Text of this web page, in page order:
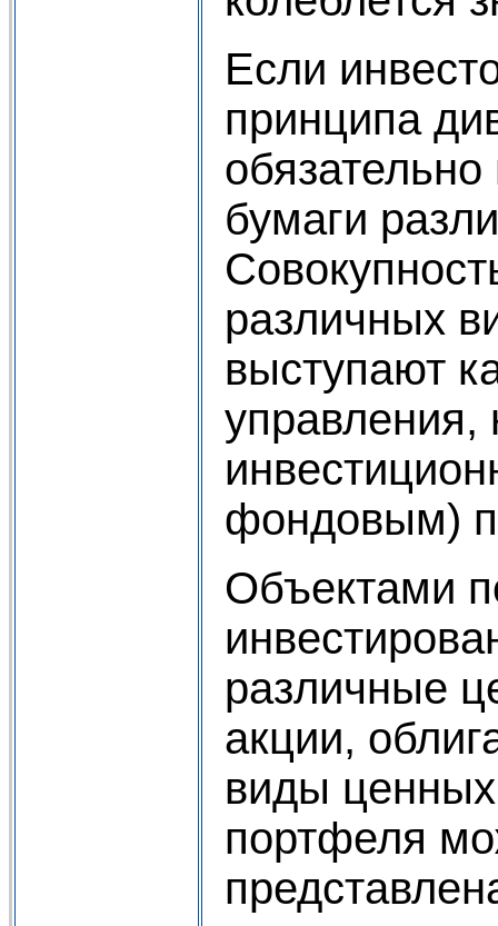
Если
принципа
бумаги
различных
выступают
управления,
фондовым)
Объектами
различные
акции,
виды ценных
портфеля